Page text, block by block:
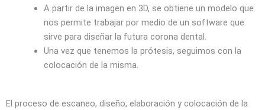
A partir de la imagen en 3D, se obtiene un modelo que
nos permite trabajar por medio de un software que
sirve para diseñar la futura corona dental.
Una vez que tenemos la prótesis, seguimos con la
colocación de la misma.
El proceso de escaneo, diseño, elaboración y colocación de la